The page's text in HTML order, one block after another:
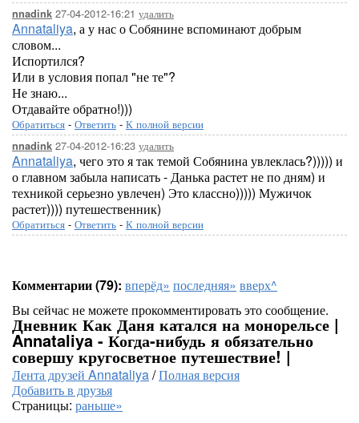
nnadink 27-04-2012-16:21 удалить
Annataliya, а у нас о Собянине вспоминают добрым
словом...
Испортился?
Или в условия попал "не те"?
Не знаю...
Отдавайте обратно!)))
Обратиться - Ответить - К полной версии
nnadink 27-04-2012-16:23 удалить
Annataliya, чего это я так темой Собянина увлеклась?))))) и
о главном забыла написать - Данька растет не по дням) и
техникой серьезно увлечен) Это классно))))) Мужичок
растет)))) путешественник)
Обратиться - Ответить - К полной версии
Комментарии (79): вперёд» последняя» вверх^
Вы сейчас не можете прокомментировать это сообщение.
Дневник Как Даня катался на монорельсе |
Annataliya - Когда-нибудь я обязательно
совершу кругосветное путешествие! |
Лента друзей Annataliya/Полная версия
Добавить в друзья
Страницы: раньше»